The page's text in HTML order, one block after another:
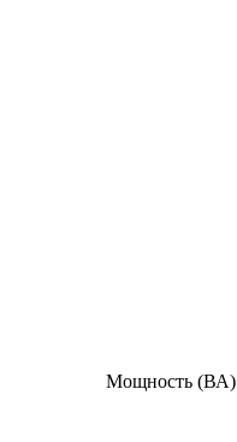
Мощность (ВА)